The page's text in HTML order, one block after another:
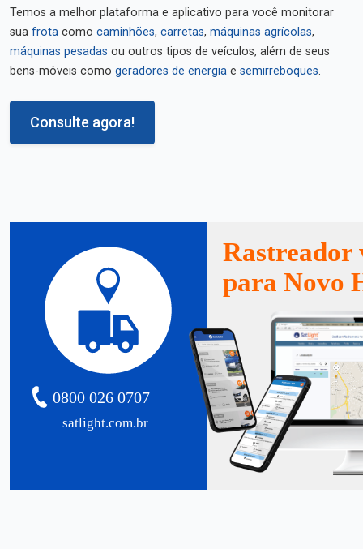
Temos a melhor plataforma e aplicativo para você monitorar
sua frota como caminhões, carretas, máquinas agrícolas,
máquinas pesadas ou outros tipos de veículos, além de seus
bens-móveis como geradores de energia e semirreboques.
Consulte agora!
satlight.com.br
0800 026 0707
Rastreador
para Novo